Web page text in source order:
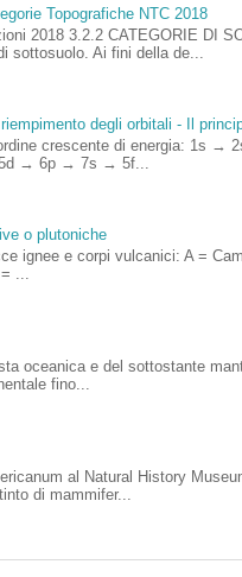
Topografiche NTC 2018
2018 3.2.2 CATEGORIE DI
sottosuolo. Ai fini della de...
degli orbitali - Il
ordine crescente di energia:
→ 6p → 7s → 5f...
o plutoniche
ignee e corpi vulcanici: A =
...
oceanica e del sottostante
fino...
al Natural History
di mammifer...